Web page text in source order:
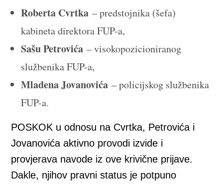
Roberta Cvrtka – predstojnika (šefa)
kabineta direktora FUP-a,
Sašu Petrovića – visokopozicioniranog
službenika FUP-a,
Mladena Jovanovića – policijskog službenika
FUP-a.
POSKOK u odnosu na Cvrtka, Petrovića i
Jovanovića aktivno provodi izvide i
provjerava navode iz ove krivične prijave.
Dakle, njihov pravni status je potpuno